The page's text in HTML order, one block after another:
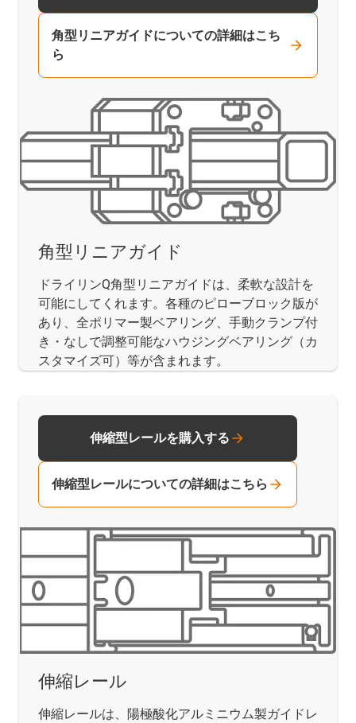
角型リニアガイド
ドライリンQ角型リニアガイドは、柔軟な設計を
可能にしてくれます。各種のピローブロック版が
あり、全ポリマー製ベアリング、手動クランプ付
き・なしで調整可能なハウジングベアリング（カ
スタマイズ可）等が含まれます。
角型リニアガイドについての詳細はこち
ら
伸縮レール
伸縮レールは、陽極酸化アルミニウム製ガイドレ
伸縮型レールを購入する
伸縮型レールについての詳細はこちら